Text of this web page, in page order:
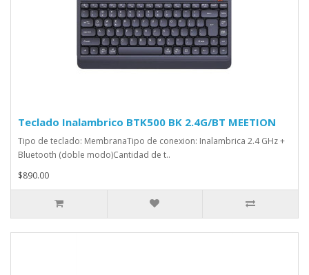
Teclado Inalambrico BTK500 BK 2.4G/BT MEETION
Tipo de teclado: MembranaTipo de conexion: Inalambrica 2.4 GHz +
Bluetooth (doble modo)Cantidad de t..
$890.00